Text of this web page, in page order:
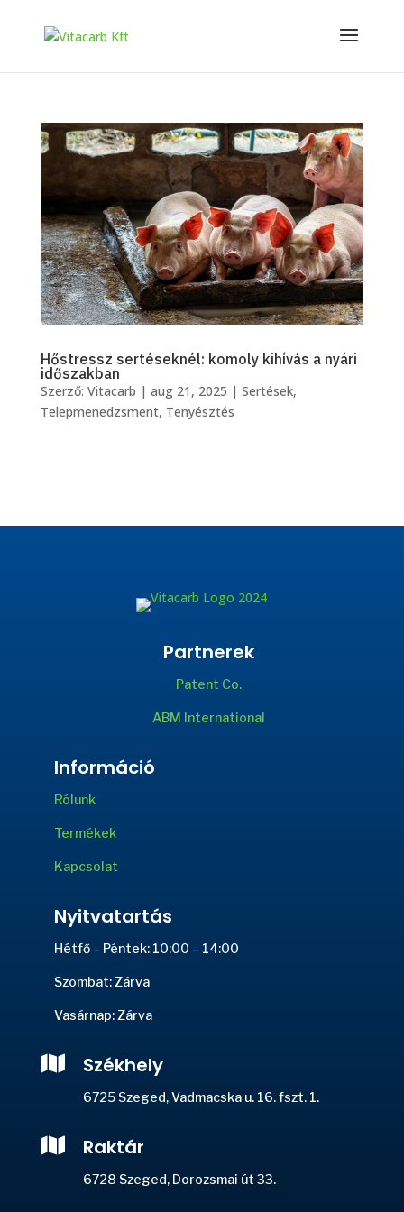
Hőstressz sertéseknél: komoly kihívás a nyári
időszakban
Szerző: Vitacarb | aug 21, 2025 | Sertések,
Telepmenedzsment, Tenyésztés
Partnerek
Patent Co.
ABM International
Információ
Rólunk
Termékek
Kapcsolat
Nyitvatartás
Hétfő – Péntek: 10:00 – 14:00
Szombat: Zárva
Vasárnap: Zárva
 Székhely
6725 Szeged, Vadmacska u. 16. fszt. 1.
 Raktár
6728 Szeged, Dorozsmai út 33.